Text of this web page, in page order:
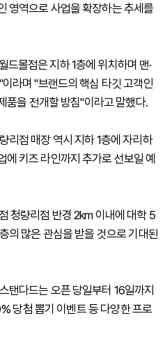
영역으로 사업을 확장하는 추세를
몰점은 지하 1층에 위치하며 맨·
라며 "브랜드의 핵심 타깃 고객인
을 전개할 방침"이라고 말했다.
리점 매장 역시 지하 1층에 자리하
에 키즈 라인까지 추가로 선보일 예
청량리점 반경 2km 이내에 대학 5
의 많은 관심을 받을 것으로 기대된
탠다드는 오픈 당일부터 16일까지
당첨 뽑기 이벤트 등 다양한 프로